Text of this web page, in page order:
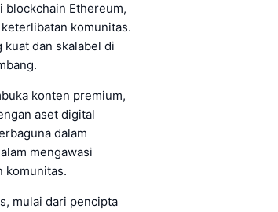
blockchain Ethereum,
komunitas.
dan skalabel di
konten premium,
aset digital
dalam
mengawasi
komunitas.
mulai dari pencipta